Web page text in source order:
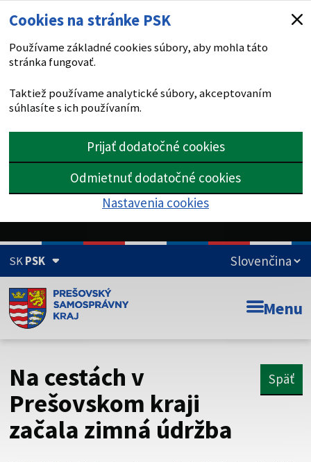
Cookies na stránke PSK
Používame základné cookies súbory, aby mohla táto
stránka fungovať.
Taktiež používame analytické súbory, akceptovaním
súhlasíte s ich používaním.
Prijať dodatočné cookies
Odmietnuť dodatočné cookies
Nastavenia cookies
SKPSK
Doména psk.sk je oficiálna
Toto je oficiálna webová stránka Prešovského
Táto stránka je zabezpečená
Buďte pozorní a vždy sa uistite, že zdieľate informácie iba
cez zabezpečenú webovú stránku. Zabezpečená stránka
Menu
Na cestách v
Prešovskom kraji
začala zimná údržba
Späť